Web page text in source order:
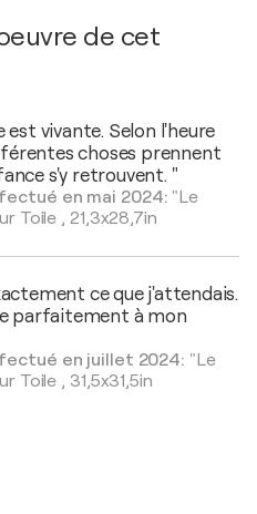
de cet
vivante. Selon l'heure
choses prennent
s'y retrouvent. "
en mai 2024: "Le
Toile , 21,3x28,7in
ce que j'attendais.
parfaitement à mon
en juillet 2024: "Le
Toile , 31,5x31,5in